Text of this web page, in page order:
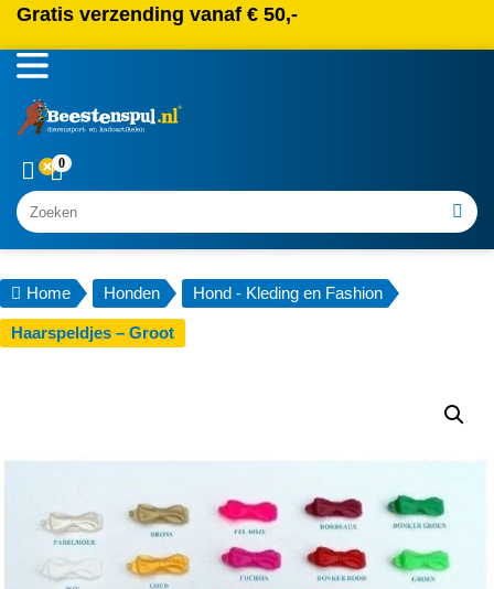
Gratis verzending vanaf € 50,-
0
Zoeken
Home Honden Hond - Kleding en Fashion
Haarspeldjes – Groot